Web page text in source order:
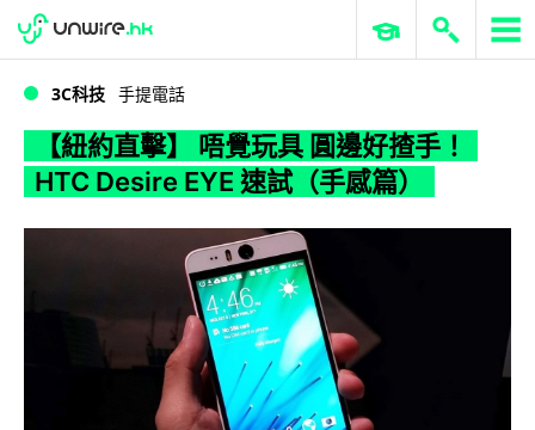
WWDC 2026 ERP 與商業 AI
3C科技 手提電話
【紐約直擊】 唔覺玩具 圓邊好揸手！
HTC Desire EYE 速試（手感篇）